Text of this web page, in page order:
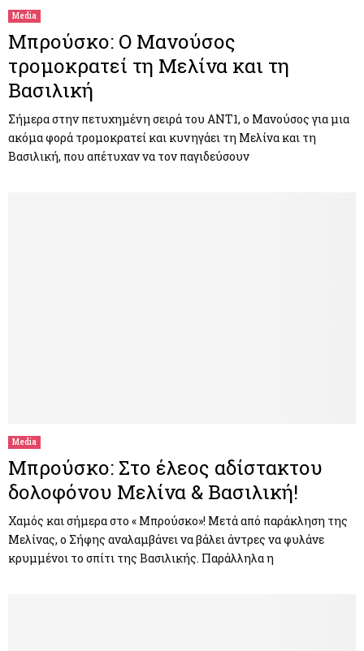
Media
Μπρούσκο: Ο Μανούσος
τρομοκρατεί τη Μελίνα και τη
Βασιλική
Σήμερα στην πετυχημένη σειρά του ΑΝΤ1, ο Μανούσος για μια
ακόμα φορά τρομοκρατεί και κυνηγάει τη Μελίνα και τη
Βασιλική, που απέτυχαν να τον παγιδεύσουν
Media
Μπρούσκο: Στο έλεος αδίστακτου
δολοφόνου Μελίνα & Βασιλική!
Χαμός και σήμερα στο « Μπρούσκο»! Μετά από παράκληση της
Μελίνας, ο Σήφης αναλαμβάνει να βάλει άντρες να φυλάνε
κρυμμένοι το σπίτι της Βασιλικής. Παράλληλα η